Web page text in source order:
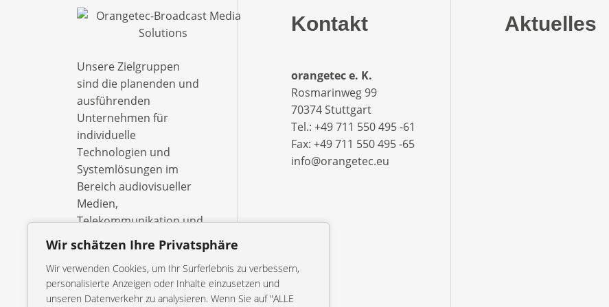
Wir schätzen Ihre Privatsphäre
Wir verwenden Cookies, um Ihr Surferlebnis zu verbessern,
personalisierte Anzeigen oder Inhalte einzusetzen und
unseren Datenverkehr zu analysieren. Wenn Sie auf "ALLE
Unsere Zielgruppen
sind die planenden und
ausführenden
Unternehmen für
individuelle
Technologien und
Systemlösungen im
Bereich audiovisueller
Medien,
Telekommunikation und
Informationsverarbeitung
öffentlich-rechtlichen
Sendeanstalten, Studios
Kontakt
orangetec e. K.
Rosmarinweg 99
70374 Stuttgart
Tel.: +49 711 550 495 -61‬
Fax: +49 711 550 495 -65‬
info@orangetec.eu
Aktuelles